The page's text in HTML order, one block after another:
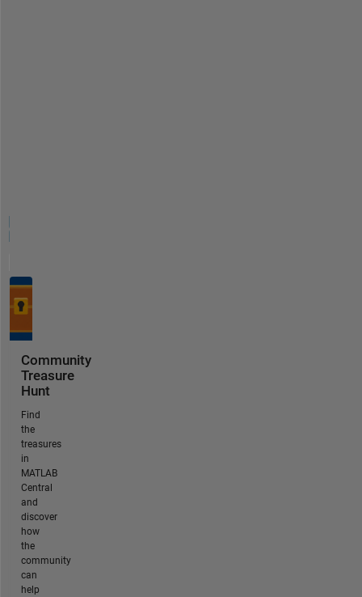
Community
Treasure
Hunt
Find
the
treasures
in
MATLAB
Central
and
discover
how
the
community
can
help